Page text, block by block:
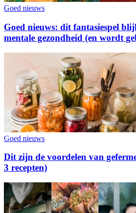
Goed nieuws
Goed nieuws: dit fantasiespel
mentale gezondheid (en wordt
Goed nieuws
Dit zijn de voordelen van
3 recepten)